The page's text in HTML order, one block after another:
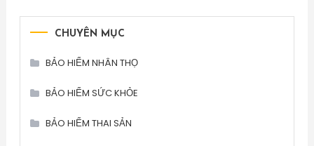
CHUYÊN MỤC
BẢO HIỂM NHÂN THỌ
BẢO HIỂM SỨC KHỎE
BẢO HIỂM THAI SẢN